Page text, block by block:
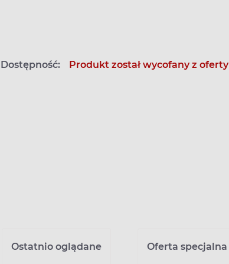
Dostępność: Produkt został wycofany z oferty
Ostatnio oglądane Oferta specjalna